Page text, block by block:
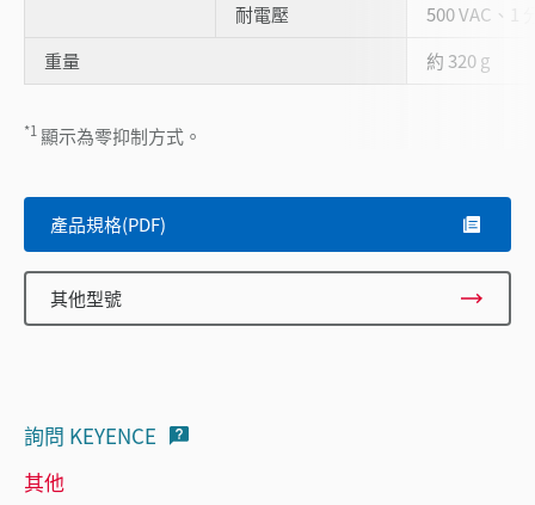
耐電壓
500 VAC、1
重量
約 320 g
*1 顯示為零抑制方式。
產品規格(PDF)
其他型號
詢問 KEYENCE
其他